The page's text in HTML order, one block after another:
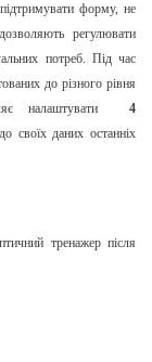
форму, не
дозволяють регулювати
потреб. Під час
до різного рівня
налаштувати 4
своїх даних останніх
тренажер після